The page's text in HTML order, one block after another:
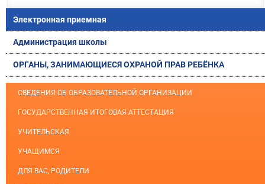
Электронная приемная
Администрация школы
ОРГАНЫ, ЗАНИМАЮЩИЕСЯ ОХРАНОЙ ПРАВ РЕБЁНКА
СВЕДЕНИЯ ОБ ОБРАЗОВАТЕЛЬНОЙ ОРГАНИЗАЦИИ
ГОСУДАРСТВЕННАЯ ИТОГОВАЯ АТТЕСТАЦИЯ
УЧИТЕЛЬСКАЯ
УЧАЩИМСЯ
ДЛЯ ВАС, РОДИТЕЛИ